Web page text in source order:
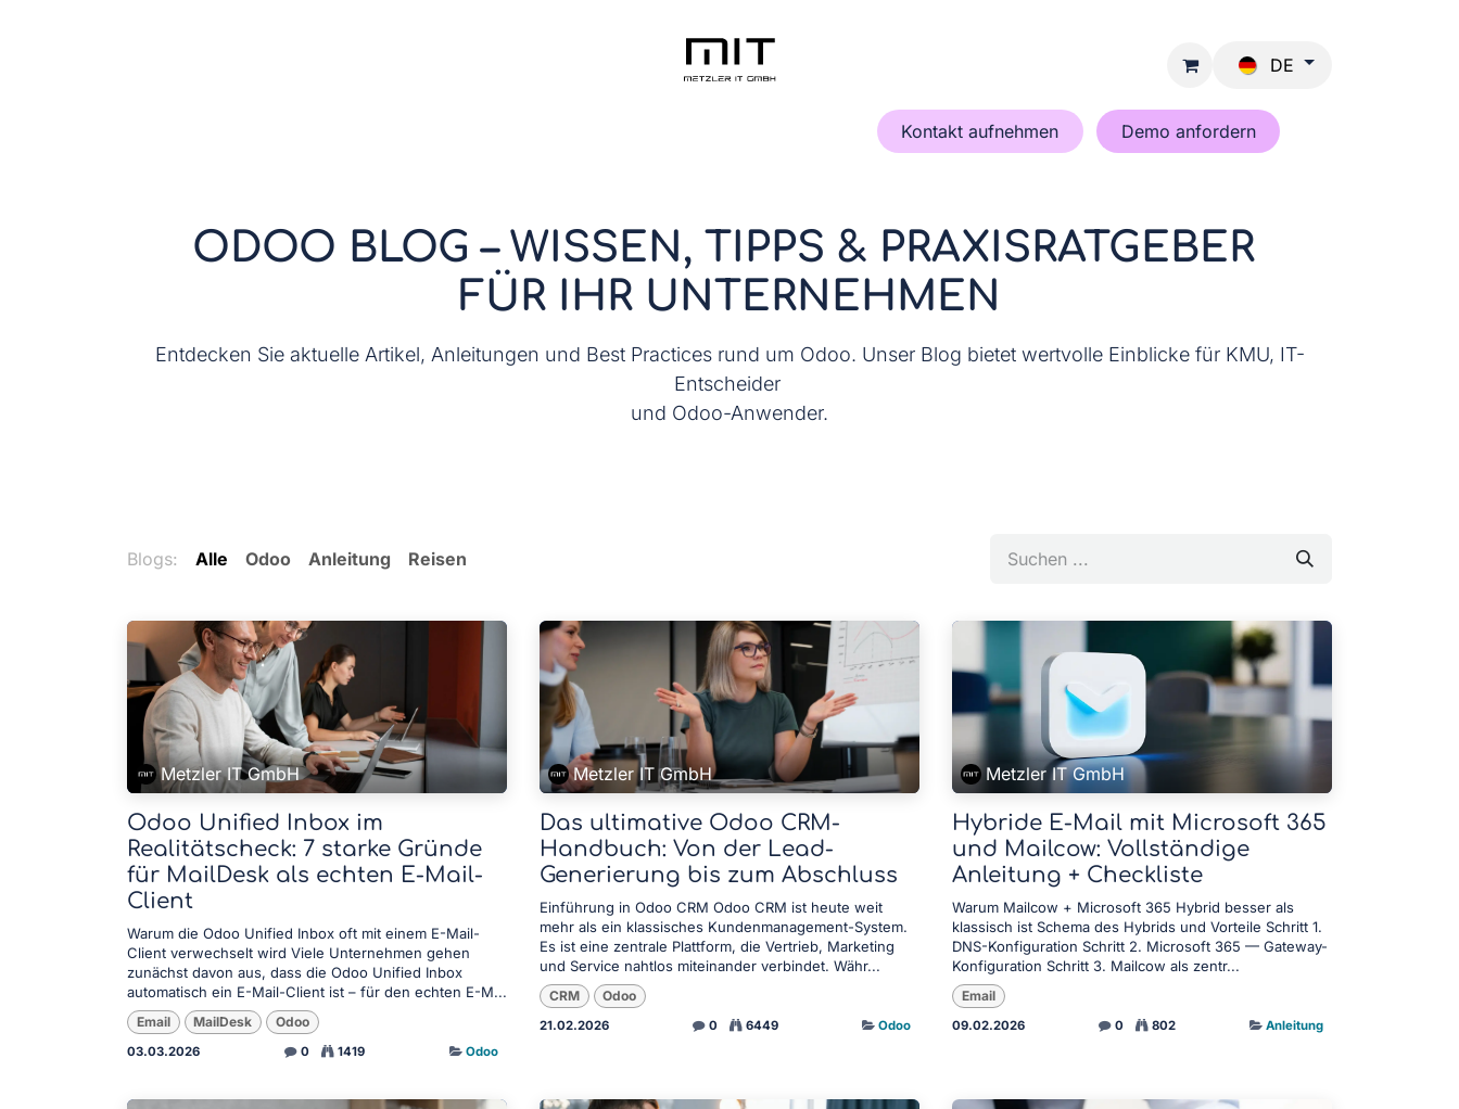
DE
Kontakt aufnehmen Demo anfordern
ODOO BLOG – WISSEN, TIPPS & PRAXISRATGEBER
FÜR IHR UNTERNEHMEN
Entdecken Sie aktuelle Artikel, Anleitungen und Best Practices rund um Odoo. Unser Blog bietet wertvolle Einblicke für KMU, IT-
Entscheider
und Odoo-Anwender.
Blogs: Alle Odoo Anleitung Reisen
Metzler IT GmbH
Odoo Unified Inbox im
Realitätscheck: 7 starke Gründe
für MailDesk als echten E-Mail-
Client
Warum die Odoo Unified Inbox oft mit einem E-Mail-
Client verwechselt wird Viele Unternehmen gehen
zunächst davon aus, dass die Odoo Unified Inbox
automatisch ein E-Mail-Client ist – für den echten E-M...
Email MailDesk Odoo
03.03.2026 0 1419 Odoo
Metzler IT GmbH
Das ultimative Odoo CRM-
Handbuch: Von der Lead-
Generierung bis zum Abschluss
Einführung in Odoo CRM Odoo CRM ist heute weit
mehr als ein klassisches Kundenmanagement-System.
Es ist eine zentrale Plattform, die Vertrieb, Marketing
und Service nahtlos miteinander verbindet. Währ...
CRM Odoo
21.02.2026 0 6449 Odoo
Metzler IT GmbH
Hybride E-Mail mit Microsoft 365
und Mailcow: Vollständige
Anleitung + Checkliste
Warum Mailcow + Microsoft 365 Hybrid besser als
klassisch ist Schema des Hybrids und Vorteile Schritt 1.
DNS-Konfiguration Schritt 2. Microsoft 365 — Gateway-
Konfiguration Schritt 3. Mailcow als zentr...
Email
09.02.2026 0 802 Anleitung